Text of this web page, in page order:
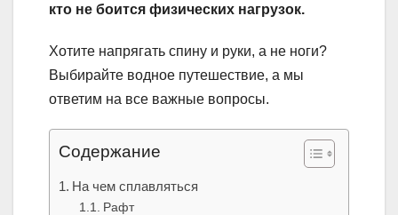
кто не боится физических нагрузок.
Хотите напрягать спину и руки, а не ноги?
Выбирайте водное путешествие, а мы
ответим на все важные вопросы.
Содержание
На чем сплавляться
Рафт